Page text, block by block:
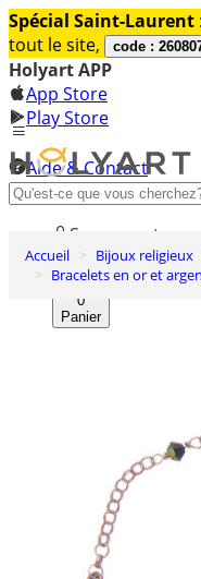
Spécial Saint-Laurent :
tout le site,
code :
Holyart APP
App Store
Play Store
Aide & Contact
Découvrez Premium
Se connecter
Liste des envies
0
Panier
Accueil Bijoux religieux
Bracelets en or et